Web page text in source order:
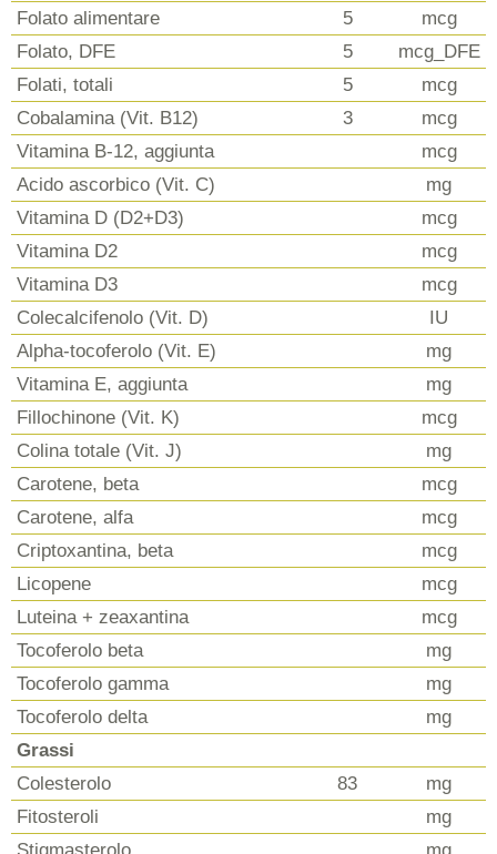
Folato alimentare 5
mcg
Folato, DFE
5
mcg_DFE
Folati, totali
5
mcg
Cobalamina (Vit. B12)
3
mcg
Vitamina B-12, aggiunta
mcg
Acido ascorbico (Vit. C)
mg
Vitamina D (D2+D3)
mcg
Vitamina D2
mcg
Vitamina D3
mcg
Colecalcifenolo (Vit. D)
IU
Alpha-tocoferolo (Vit. E)
mg
Vitamina E, aggiunta
mg
Fillochinone (Vit. K)
mcg
Colina totale (Vit. J)
mg
Carotene, beta
mcg
Carotene, alfa
mcg
Criptoxantina, beta
mcg
Licopene
mcg
Luteina + zeaxantina
mcg
Tocoferolo beta
mg
Tocoferolo gamma
mg
Tocoferolo delta
mg
Grassi
Colesterolo
83
mg
Fitosteroli
mg